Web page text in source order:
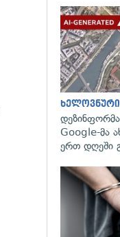
Google-მა
ერთ დღეში